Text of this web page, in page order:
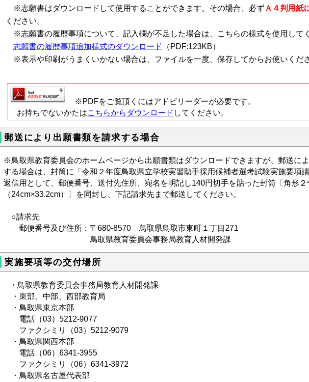
※志願書はダウンロードして使用することができます。その場合、必ずＡ４判用紙
ください。
※志願書の履歴事項について、記入欄が不足した場合は、こちらの様式を使用してく
志願書の履歴事項追加様式のダウンロード （PDF:123KB）
※表示や印刷がうまくいかない場合は、ファイルを一度、保存してからお使いくださ
※PDFをご覧頂くにはアドビリーダーが必要です。
お持ちでないかたはこちらからダウンロード してください。
郵送により出願書類を請求する場合
※鳥取県教育委員会のホームページから出願書類はダウンロードできますが、郵送に
する場合は、封筒に「令和２年度鳥取県立学校実習助手採用候補者選考試験実施要項請
返信用として、郵便番号、送付先住所、宛名を明記し140円切手を貼った封筒〔角形２
（24cm×33.2cm）〕を同封し、下記請求先まで郵送してください。
○請求先
郵便番号及び住所：〒680-8570 鳥取県鳥取市東町１丁目271
鳥取県教育委員会事務局教育人材開発課
実施要項等の交付場所
・鳥取県教育委員会事務局教育人材開発課
・東部、中部、西部教育局
・鳥取県東京本部
電話（03）5212-9077
ファクシミリ（03）5212-9079
・鳥取県関西本部
電話（06）6341-3955
ファクシミリ（06）6341-3972
・鳥取県名古屋代表部